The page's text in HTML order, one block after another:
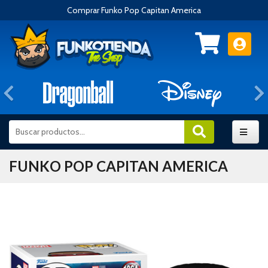
Comprar Funko Pop Capitan America
Anterior
FUNKO POP CAPITAN AMERICA